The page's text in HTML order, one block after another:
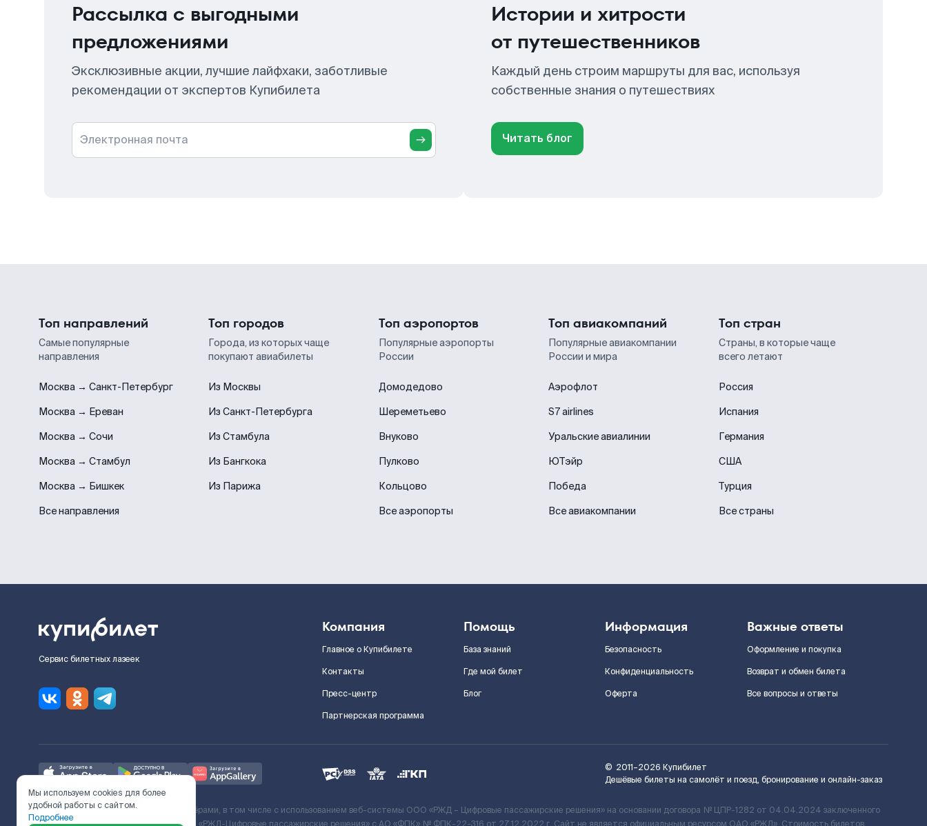
Рассылка с выгодными
предложениями
Эксклюзивные акции, лучшие лайфхаки, заботливые
рекомендации от экспертов Купибилета
Электронная почта
Истории и хитрости
от путешественников
Каждый день строим маршруты для вас, используя
собственные знания о путешествиях
Читать блог
Топ направлений
Самые популярные
направления
Москва → Санкт-Петербург
Москва → Ереван
Москва → Сочи
Москва → Стамбул
Москва → Бишкек
Все направления
Топ городов
Города, из которых чаще
покупают авиабилеты
Из Москвы
Из Санкт-Петербурга
Из Стамбула
Из Бангкока
Из Парижа
Топ аэропортов
Популярные аэропорты
России
Домодедово
Шереметьево
Внуково
Пулково
Кольцово
Все аэропорты
Топ авиакомпаний
Популярные авиакомпании
России и мира
Аэрофлот
S7 airlines
Уральские авиалинии
ЮТэйр
Победа
Все авиакомпании
Топ стран
Страны, в которые чаще
всего летают
Россия
Испания
Германия
США
Турция
Все страны
Сервис билетных лазеек
Компания
Главное о Купибилете
Контакты
Пресс-центр
Партнерская программа
Помощь
База знаний
Где мой билет
Блог
Информация
Безопасность
Конфиденциальность
Оферта
Важные ответы
Оформление и покупка
Возврат и обмен билета
Все вопросы и ответы
© 2011–2026 Купибилет
Дешёвые билеты на самолёт и поезд, бронирование и онлайн-заказ
Ж/Д билеты предоставляются партнёрами, в том числе с использованием веб-системы ООО «РЖД – Цифровые пассажирские решения» на основании договора № ЦПР-1282 от 04.04.2024 заключенного
Мы используем cookies для более
удобной работы с сайтом.
Подробнее